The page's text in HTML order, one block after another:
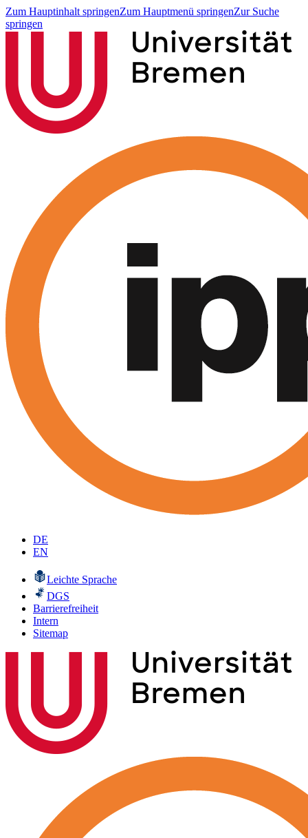
Zum Hauptinhalt springenZum Hauptmenü springenZur Suche
springen
DE
EN
Leichte Sprache
DGS
Barrierefreiheit
Intern
Sitemap